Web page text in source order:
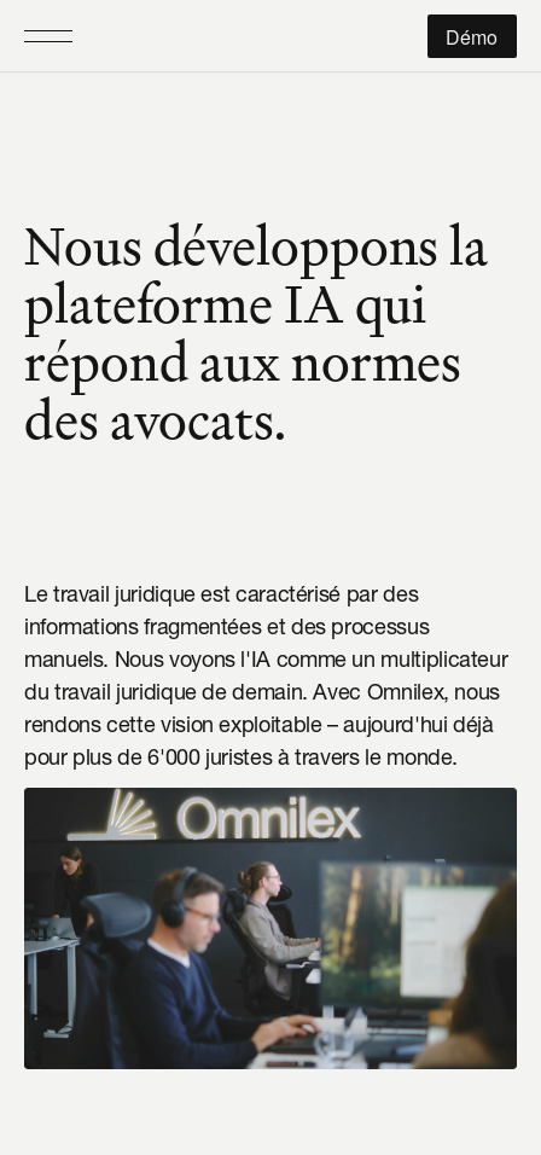
Démo
Nous développons la
plateforme IA qui
répond aux normes
des avocats.
Le travail juridique est caractérisé par des
informations fragmentées et des processus
manuels. Nous voyons l'IA comme un multiplicateur
du travail juridique de demain. Avec Omnilex, nous
rendons cette vision exploitable – aujourd'hui déjà
pour plus de 6'000 juristes à travers le monde.